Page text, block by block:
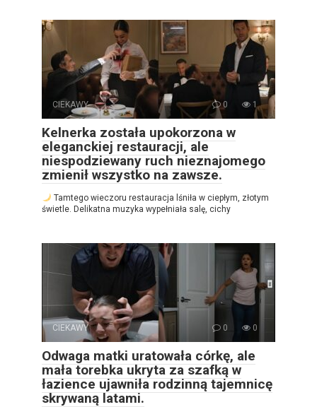
CIEKAWY 0 1
Kelnerka została upokorzona w
eleganckiej restauracji, ale
niespodziewany ruch nieznajomego
zmienił wszystko na zawsze.
Tamtego wieczoru restauracja lśniła w ciepłym, złotym
świetle. Delikatna muzyka wypełniała salę, cichy
CIEKAWY 0 0
Odwaga matki uratowała córkę, ale
mała torebka ukryta za szafką w
łazience ujawniła rodzinną tajemnicę
skrywaną latami.